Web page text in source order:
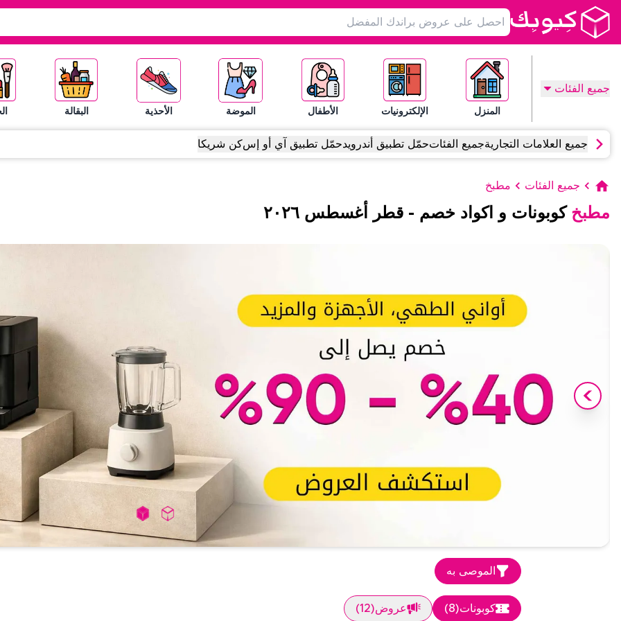
جميع الفئات
المنزل الإلكترونيات الأطفال الموضة الأحذية البقالة
جميع العلامات التجاريةجميع الفئاتحمّل تطبيق أندرويدحمّل تطبيق آي أو إسكن شريكا
جميع الفئات مطبخ
مطبخ كوبونات و اكواد خصم - قطر أغسطس ٢٠٢٦
الموصى به
كوبونات(
8
) عروض(
12
)